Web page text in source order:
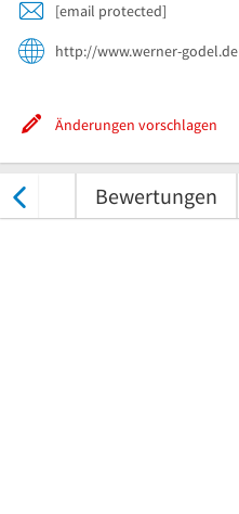
[email protected]
http://www.werner-godel.de
Änderungen vorschlagen
Bewertungen